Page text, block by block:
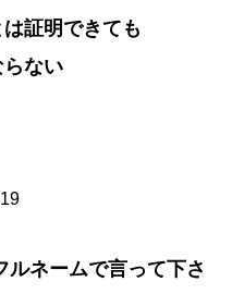
証明できても
ない
ネームで言って下さ